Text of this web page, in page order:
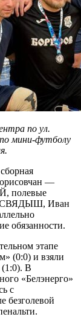
по ул.
мини-футболу
—
полевые
СВЯДЫШ, Иван
обязанности.
этапе
(0:0) и взяли
В
«Белэнерго»
с
безголевой